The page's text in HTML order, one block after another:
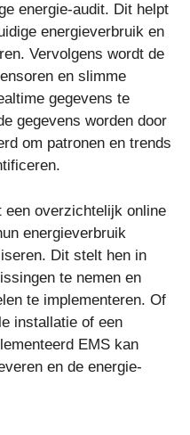
energie-audit. Dit helpt
energieverbruik en
Vervolgens wordt de
en slimme
gegevens te
gegevens worden door
om patronen en trends
een overzichtelijk online
energieverbruik
Dit stelt hen in
te nemen en
te implementeren. Of
installatie of een
EMS kan
en de energie-